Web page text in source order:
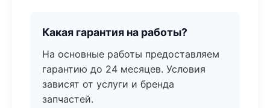
Какая гарантия на работы?
На основные работы предоставляем
гарантию до 24 месяцев. Условия
зависят от услуги и бренда
запчастей.